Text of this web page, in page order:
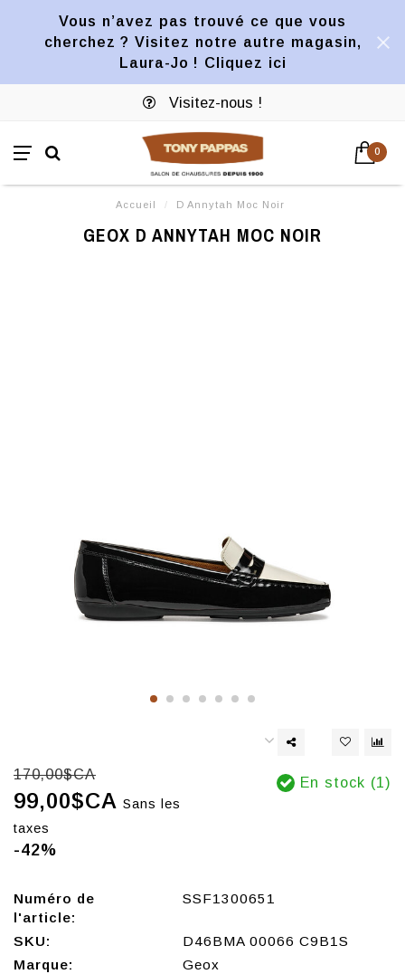
Vous n’avez pas trouvé ce que vous
cherchez ? Visitez notre autre magasin,
Laura-Jo ! Cliquez ici
Visitez-nous !
0
Accueil / D Annytah Moc Noir
GEOX D ANNYTAH MOC NOIR
170,00$CA
99,00$CA Sans les
taxes
-42%
En stock (1)
Numéro de
l'article:
SSF1300651
SKU:
D46BMA 00066 C9B1S
Marque:
Geox